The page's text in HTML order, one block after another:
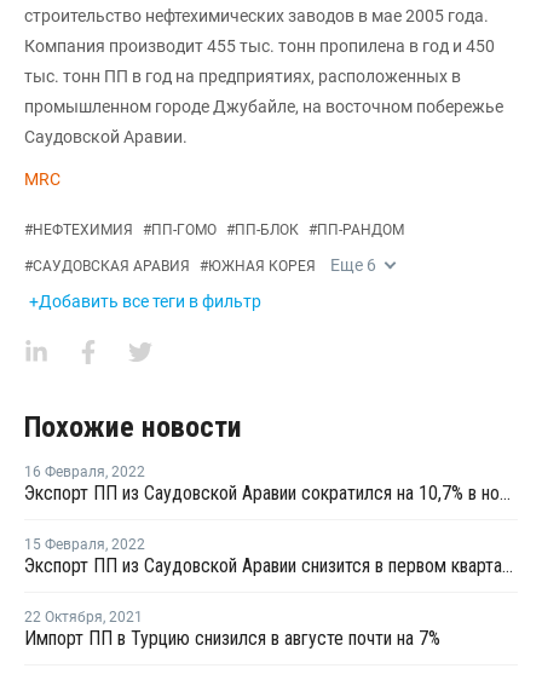
строительство нефтехимических заводов в мае 2005 года.
Компания производит 455 тыс. тонн пропилена в год и 450
тыс. тонн ПП в год на предприятиях, расположенных в
промышленном городе Джубайле, на восточном побережье
Саудовской Аравии.
MRC
#НЕФТЕХИМИЯ #ПП-ГОМО #ПП-БЛОК #ПП-РАНДОМ
#САУДОВСКАЯ АРАВИЯ #ЮЖНАЯ КОРЕЯ Еще 6
+Добавить все теги в фильтр
Похожие новости
16 Февраля, 2022
Экспорт ПП из Саудовской Аравии сократился на 10,7% в ноябре 2021 года
15 Февраля, 2022
Экспорт ПП из Саудовской Аравии снизится в первом квартале 2022 года
22 Октября, 2021
Импорт ПП в Турцию снизился в августе почти на 7%